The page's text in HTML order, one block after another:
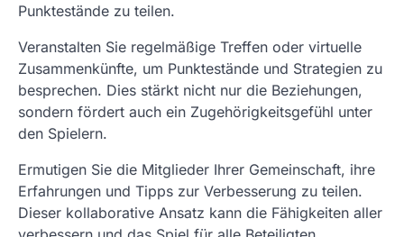
Punktestände zu teilen.
Veranstalten Sie regelmäßige Treffen oder virtuelle
Zusammenkünfte, um Punktestände und Strategien zu
besprechen. Dies stärkt nicht nur die Beziehungen,
sondern fördert auch ein Zugehörigkeitsgefühl unter
den Spielern.
Ermutigen Sie die Mitglieder Ihrer Gemeinschaft, ihre
Erfahrungen und Tipps zur Verbesserung zu teilen.
Dieser kollaborative Ansatz kann die Fähigkeiten aller